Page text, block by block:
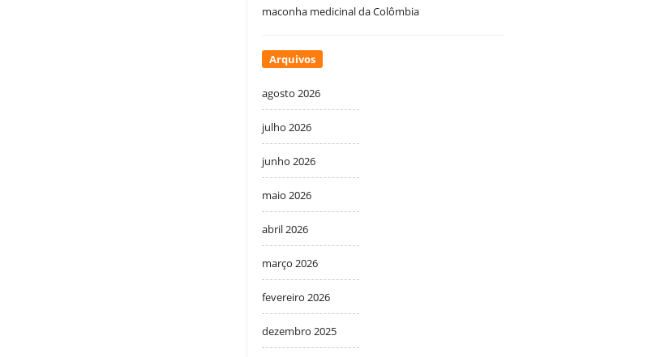
maconha medicinal da Colômbia
Arquivos
agosto 2026
julho 2026
junho 2026
maio 2026
abril 2026
março 2026
fevereiro 2026
dezembro 2025